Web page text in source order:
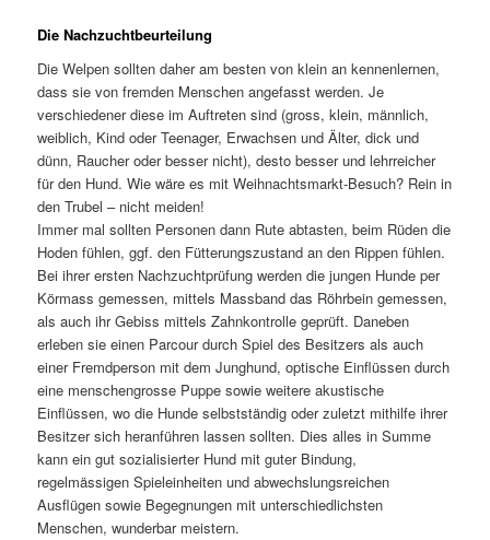
Die Nachzuchtbeurteilung
Die Welpen sollten daher am besten von klein an kennenlernen,
dass sie von fremden Menschen angefasst werden. Je
verschiedener diese im Auftreten sind (gross, klein, männlich,
weiblich, Kind oder Teenager, Erwachsen und Älter, dick und
dünn, Raucher oder besser nicht), desto besser und lehrreicher
für den Hund. Wie wäre es mit Weihnachtsmarkt-Besuch? Rein in
den Trubel – nicht meiden!
Immer mal sollten Personen dann Rute abtasten, beim Rüden die
Hoden fühlen, ggf. den Fütterungszustand an den Rippen fühlen.
Bei ihrer ersten Nachzuchtprüfung werden die jungen Hunde per
Körmass gemessen, mittels Massband das Röhrbein gemessen,
als auch ihr Gebiss mittels Zahnkontrolle geprüft. Daneben
erleben sie einen Parcour durch Spiel des Besitzers als auch
einer Fremdperson mit dem Junghund, optische Einflüssen durch
eine menschengrosse Puppe sowie weitere akustische
Einflüssen, wo die Hunde selbstständig oder zuletzt mithilfe ihrer
Besitzer sich heranführen lassen sollten. Dies alles in Summe
kann ein gut sozialisierter Hund mit guter Bindung,
regelmässigen Spieleinheiten und abwechslungsreichen
Ausflügen sowie Begegnungen mit unterschiedlichsten
Menschen, wunderbar meistern.